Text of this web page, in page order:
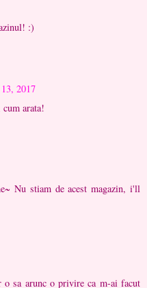
:)
2017
arata!
Nu stiam de acest magazin, i'll
sa arunc o privire ca m-ai facut